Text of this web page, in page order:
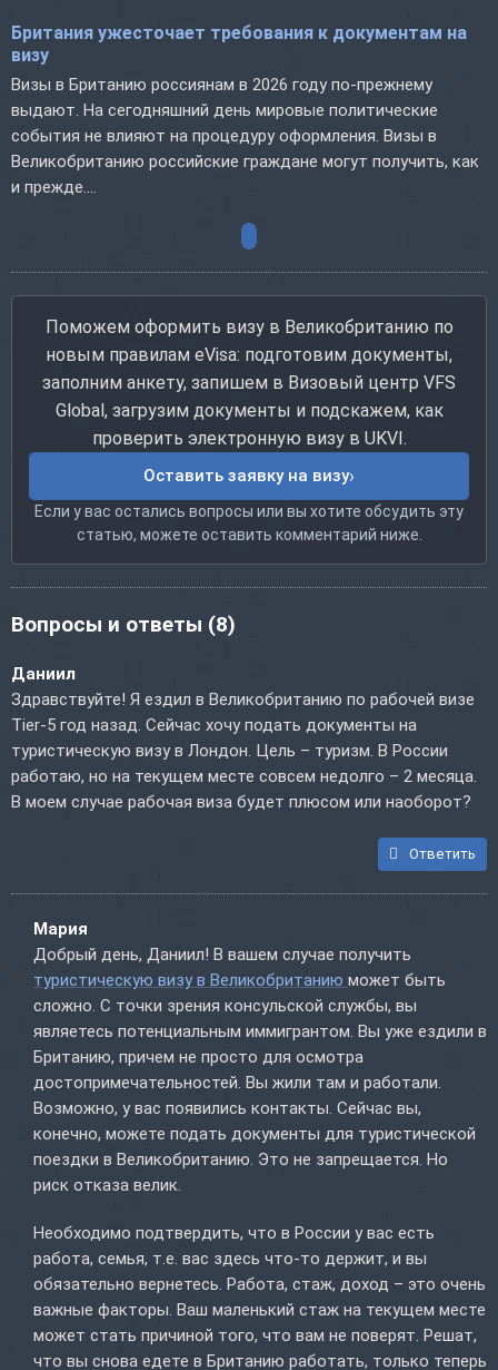
Британия ужесточает требования к документам на
визу
Визы в Британию россиянам в 2026 году по-прежнему
выдают. На сегодняшний день мировые политические
события не влияют на процедуру оформления. Визы в
Великобританию российские граждане могут получить, как
и прежде....
Поможем оформить визу в Великобританию по
новым правилам eVisa: подготовим документы,
заполним анкету, запишем в Визовый центр VFS
Global, загрузим документы и подскажем, как
проверить электронную визу в UKVI.
Оставить заявку на визу
Если у вас остались вопросы или вы хотите обсудить эту
статью, можете оставить комментарий ниже.
Вопросы и ответы (8)
Даниил
Здравствуйте! Я ездил в Великобританию по рабочей визе
Tier-5 год назад. Сейчас хочу подать документы на
туристическую визу в Лондон. Цель – туризм. В России
работаю, но на текущем месте совсем недолго – 2 месяца.
В моем случае рабочая виза будет плюсом или наоборот?
Ответить
Мария
Добрый день, Даниил! В вашем случае получить
туристическую визу в Великобританию может быть
сложно. С точки зрения консульской службы, вы
являетесь потенциальным иммигрантом. Вы уже ездили в
Британию, причем не просто для осмотра
достопримечательностей. Вы жили там и работали.
Возможно, у вас появились контакты. Сейчас вы,
конечно, можете подать документы для туристической
поездки в Великобританию. Это не запрещается. Но
риск отказа велик.
Необходимо подтвердить, что в России у вас есть
работа, семья, т.е. вас здесь что-то держит, и вы
обязательно вернетесь. Работа, стаж, доход – это очень
важные факторы. Ваш маленький стаж на текущем месте
может стать причиной того, что вам не поверят. Решат,
что вы снова едете в Британию работать, только теперь